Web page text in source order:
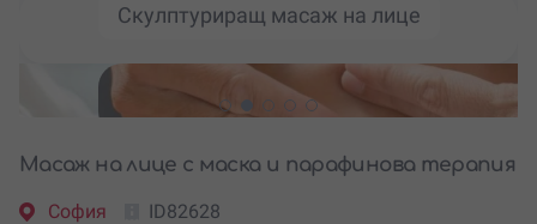
Скулптуриращ масаж на лице
Масаж на лице с маска и парафинова терапия
София ID82628